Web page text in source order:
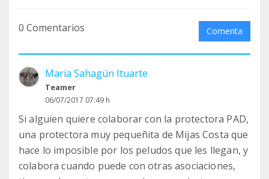
0 Comentarios Comenta
María Sahagún Ituarte
Teamer
06/07/2017 07:49 h
Si alguien quiere colaborar con la protectora PAD,
una protectora muy pequeñita de Mijas Costa que
hace lo imposible por los peludos que les llegan, y
colabora cuando puede con otras asociaciones,